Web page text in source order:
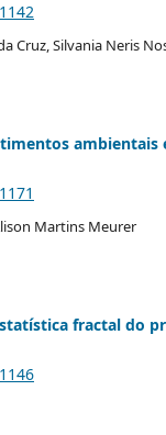
Cruz, Silvania Neris
Martins Meurer
fractal do